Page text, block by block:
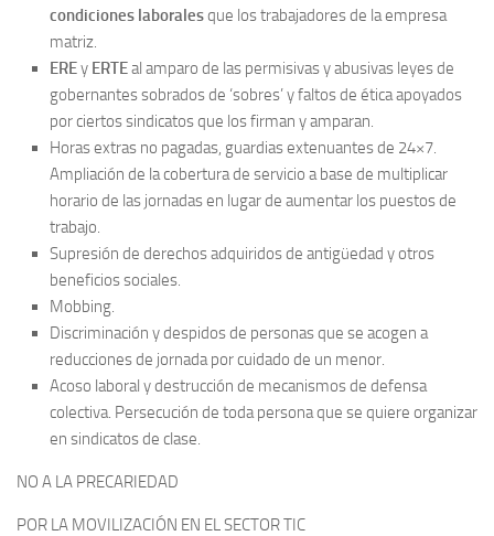
condiciones laboralesque los trabajadores de la empresa
matriz.
EREy ERTEal amparo de las permisivas y abusivas leyes de
gobernantes sobrados de ‘sobres’ y faltos de ética apoyados
por ciertos sindicatos que los firman y amparan.
Horas extras no pagadas, guardias extenuantes de 24×7.
Ampliación de la cobertura de servicio a base de multiplicar
horario de las jornadas en lugar de aumentar los puestos de
trabajo.
Supresión de derechos adquiridos de antigüedad y otros
beneficios sociales.
Mobbing.
Discriminación y despidos de personas que se acogen a
reducciones de jornada por cuidado de un menor.
Acoso laboral y destrucción de mecanismos de defensa
colectiva. Persecución de toda persona que se quiere organizar
en sindicatos de clase.
NO A LA PRECARIEDAD
POR LA MOVILIZACIÓN EN EL SECTOR TIC